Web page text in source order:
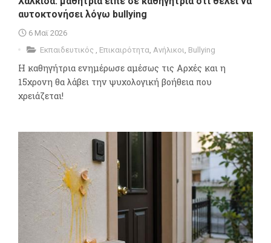
αυτοκτονήσει λόγω bullying
6 Μαϊ 2026
Εκπαιδευτικός
Επικαιρότητα Ανήλικοι Bullying
Η καθηγήτρια ενημέρωσε αμέσως τις Αρχές και η
15χρονη θα λάβει την ψυχολογική βοήθεια που
χρειάζεται!